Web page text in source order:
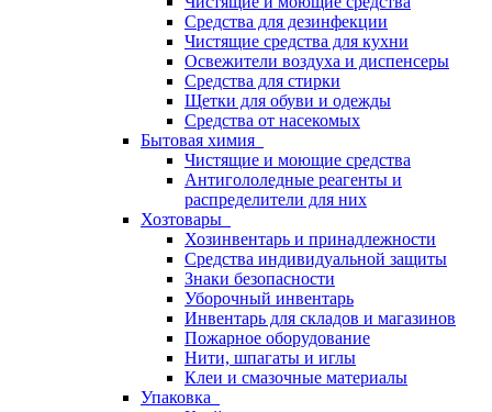
Средства для дезинфекции
Чистящие средства для кухни
Освежители воздуха и диспенсеры
Средства для стирки
Щетки для обуви и одежды
Средства от насекомых
Бытовая химия
Чистящие и моющие средства
Антигололедные реагенты и
распределители для них
Хозтовары
Хозинвентарь и принадлежности
Средства индивидуальной защиты
Знаки безопасности
Уборочный инвентарь
Инвентарь для складов и магазинов
Пожарное оборудование
Нити, шпагаты и иглы
Клеи и смазочные материалы
Упаковка